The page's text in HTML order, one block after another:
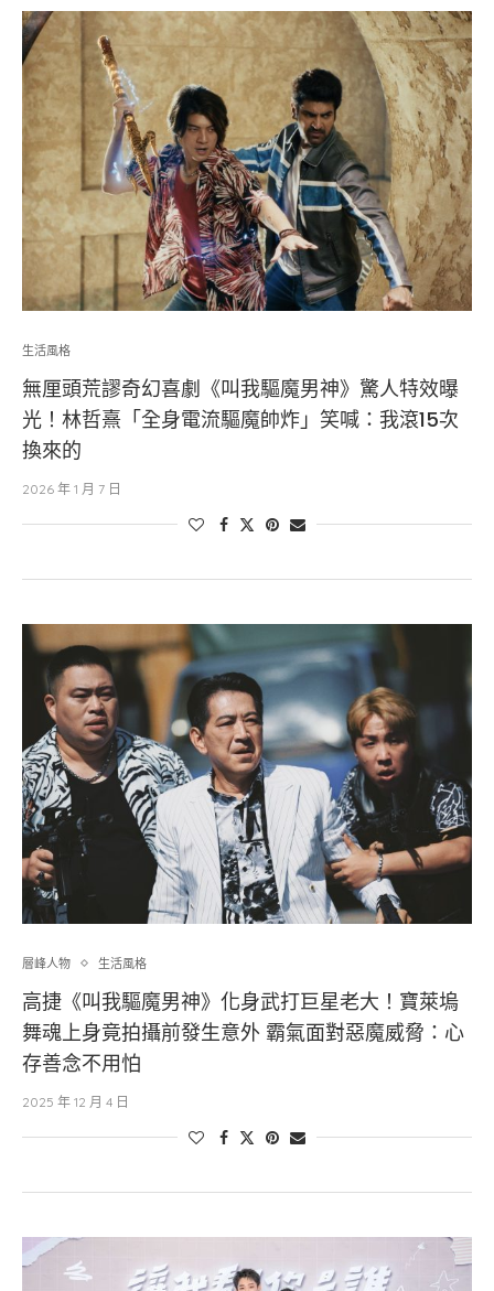
生活風格
無厘頭荒謬奇幻喜劇《叫我驅魔男神》驚人特效曝
光！林哲熹「全身電流驅魔帥炸」笑喊：我滾15次
換來的
2026 年 1 月 7 日
層峰⼈物 生活風格
高捷《叫我驅魔男神》化身武打巨星老大！寶萊塢
舞魂上身竟拍攝前發生意外 霸氣面對惡魔威脅：心
存善念不用怕
2025 年 12 月 4 日